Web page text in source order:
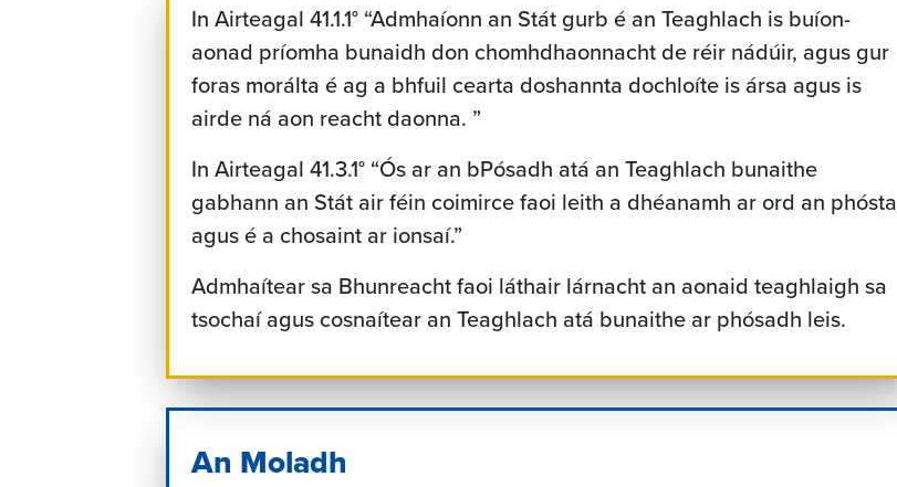
In Airteagal 41.1.1° “Admhaíonn an Stát gurb é an Teaghlach is buíon-
aonad príomha bunaidh don chomhdhaonnacht de réir nádúir, agus gur
foras morálta é ag a bhfuil cearta doshannta dochloíte is ársa agus is
airde ná aon reacht daonna. ”
In Airteagal 41.3.1° “Ós ar an bPósadh atá an Teaghlach bunaithe
gabhann an Stát air féin coimirce faoi leith a dhéanamh ar ord an phósta
agus é a chosaint ar ionsaí.”
Admhaítear sa Bhunreacht faoi láthair lárnacht an aonaid teaghlaigh sa
tsochaí agus cosnaítear an Teaghlach atá bunaithe ar phósadh leis.
An Moladh